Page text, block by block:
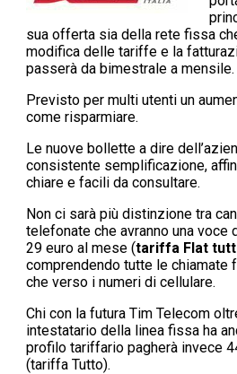
sua offerta sia della rete fissa
modifica delle tariffe e la
passerà da bimestrale a mensile.
Previsto per multi utenti un
come risparmiare.
Le nuove bollette a dire
consistente semplificazione,
chiare e facili da consultare.
Non ci sarà più distinzione tra
telefonate che avranno una voce
29 euro al mese (tariffa Flat
comprendendo tutte le
che verso i numeri di cellulare.
Chi con la futura Tim Telecom
intestatario della linea fissa ha
profilo tariffario pagherà invece
(tariffa Tutto).